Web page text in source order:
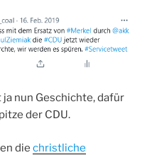
nun Geschichte, dafür
der CDU.
die christliche